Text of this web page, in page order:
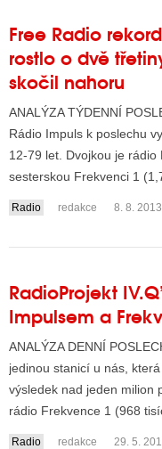
Free Radio
rostlo o dvě
skočil nahoru
ANALÝZA TÝDENNÍ
Rádio Impuls k poslechu
12-79 let. Dvojkou je
sesterskou Frekvenci 1
Radio redakce 8. 8. 2013
RadioProjekt
Impulsem a
ANALÝZA DENNÍ
jedinou stanicí u nás,
výsledek nad jeden milion
rádio Frekvence 1 (968
Radio redakce 29. 5.